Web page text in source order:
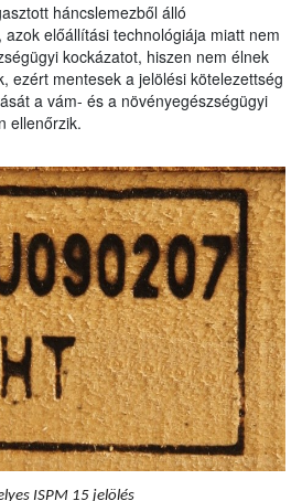
háncslemezből álló
előállítási technológiája miatt nem
kockázatot, hiszen nem élnek
ezért mentesek a jelölési kötelezettség
a vám- és a növényegészségügyi
ellenőrzik.
ISPM 15 jelölés